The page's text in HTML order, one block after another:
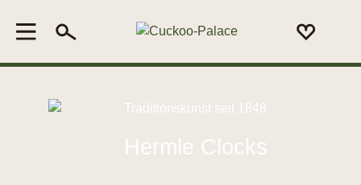
Traditionskunst seit 1848
Hermle Clocks